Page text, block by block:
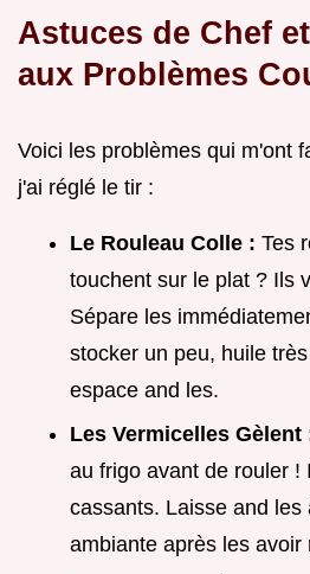
Astuces de Chef
aux Problèmes
Voici les problèmes qui m'ont
j'ai réglé le tir :
Le Rouleau Colle : Tes
touchent sur le plat ? Ils
Sépare les
stocker un peu, huile
espace and les.
Les Vermicelles Gèlent
au frigo avant de rouler !
cassants. Laisse and les
ambiante après les avoir